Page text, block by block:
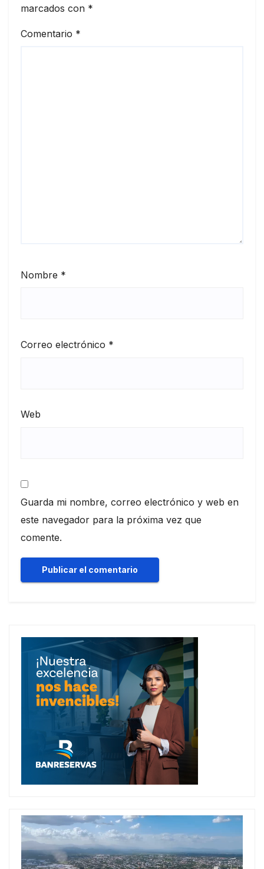
marcados con *
Comentario *
Nombre *
Correo electrónico *
Web
Guarda mi nombre, correo electrónico y web en
este navegador para la próxima vez que
comente.